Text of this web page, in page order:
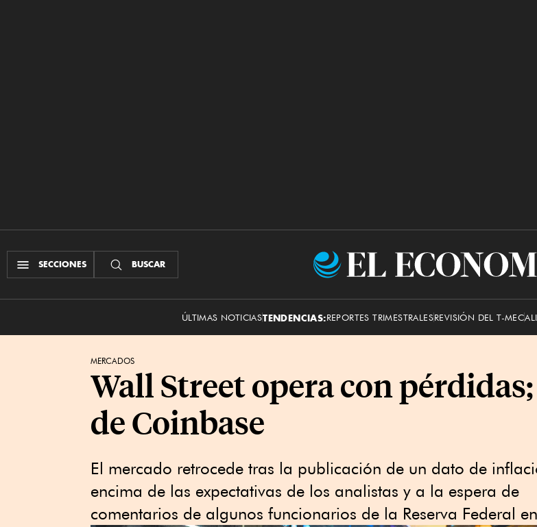
SECCIONES BUSCAR
El
ÚLTIMAS NOTICIASTENDENCIAS:REPORTES TRIMESTRALESREVISIÓN DEL T-MEC
MERCADOS
Wall Street opera con pérdidas;
de Coinbase
El mercado retrocede tras la publicación de un dato de
encima de las expectativas de los analistas y a la espera de
comentarios de algunos funcionarios de la Reserva Federal